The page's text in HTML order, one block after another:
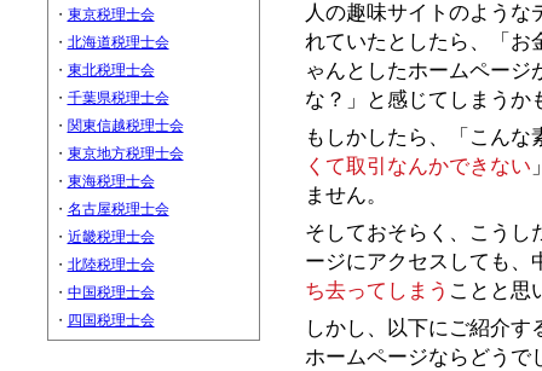
人の趣味サイトのような
れていたとしたら、「お
ゃんとした ホームページ
な？」と感じてしまうか
もしかしたら、「こん
くて取引 なんかできない
ません。
そしておそらく、こうし
ージにアクセスしても、
ち去ってしまう ことと思
しかし、以下にご紹介
ホームページならどうで
・ 東京税理士会
・ 北海道税理士会
・ 東北税理士会
・ 千葉県税理士会
・ 関東信越税理士会
・ 東京地方税理士会
・ 東海税理士会
・ 名古屋税理士会
・ 近畿税理士会
・ 北陸税理士会
・ 中国税理士会
・ 四国税理士会